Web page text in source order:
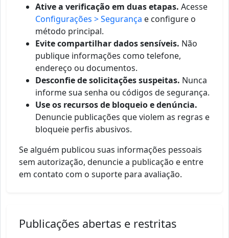
Ative a verificação em duas etapas. Acesse
Configurações > Segurança e configure o
método principal.
Evite compartilhar dados sensíveis. Não
publique informações como telefone,
endereço ou documentos.
Desconfie de solicitações suspeitas. Nunca
informe sua senha ou códigos de segurança.
Use os recursos de bloqueio e denúncia.
Denuncie publicações que violem as regras e
bloqueie perfis abusivos.
Se alguém publicou suas informações pessoais
sem autorização, denuncie a publicação e entre
em contato com o suporte para avaliação.
Publicações abertas e restritas